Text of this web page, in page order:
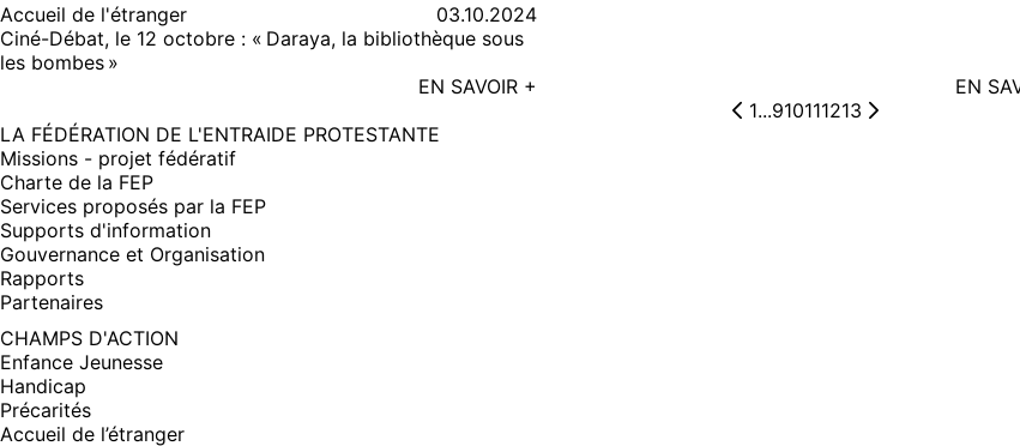
Accueil de l'étranger
03.10.2024
Ciné-Débat, le 12 octobre : « Daraya, la bibliothèque sous
les bombes »
EN SAVOIR +
EN
1...910111213
LA FÉDÉRATION DE L'ENTRAIDE PROTESTANTE
Missions - projet fédératif
Charte de la FEP
Services proposés par la FEP
Supports d'information
Gouvernance et Organisation
Rapports
Partenaires
CHAMPS D'ACTION
Enfance Jeunesse
Handicap
Précarités
Accueil de l’étranger